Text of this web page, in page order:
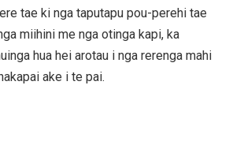
tae ki nga taputapu pou-perehi tae
miihini me nga otinga kapi, ka
hua hei arotau i nga rerenga mahi
ake i te pai.